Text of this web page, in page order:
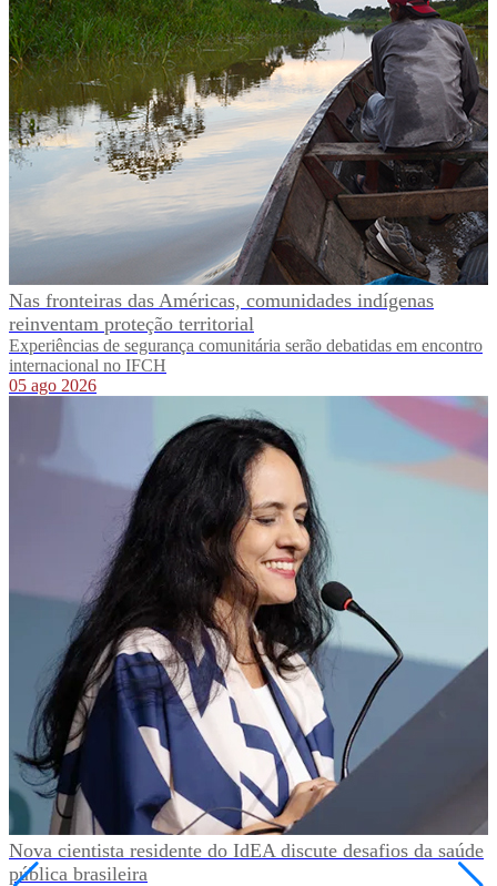
Nas fronteiras das Américas, comunidades indígenas
reinventam proteção territorial
Experiências de segurança comunitária serão debatidas em encontro
internacional no IFCH
05 ago 2026
Nova cientista residente do IdEA discute desafios da saúde
pública brasileira